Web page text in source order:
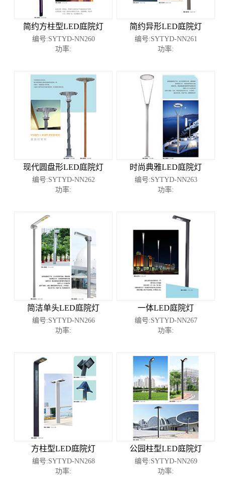
简约方柱型LED庭院灯
编号:SYTYD-NN260
功率:
简约异形LED庭院灯
编号:SYTYD-NN261
功率:
现代圆盘形LED庭院灯
编号:SYTYD-NN262
功率:
时尚典雅LED庭院灯
编号:SYTYD-NN263
功率:
简洁单头LED庭院灯
编号:SYTYD-NN266
功率:
一体LED庭院灯
编号:SYTYD-NN267
功率:
方柱型LED庭院灯
编号:SYTYD-NN268
功率:
公园柱型LED庭院灯
编号:SYTYD-NN269
功率: